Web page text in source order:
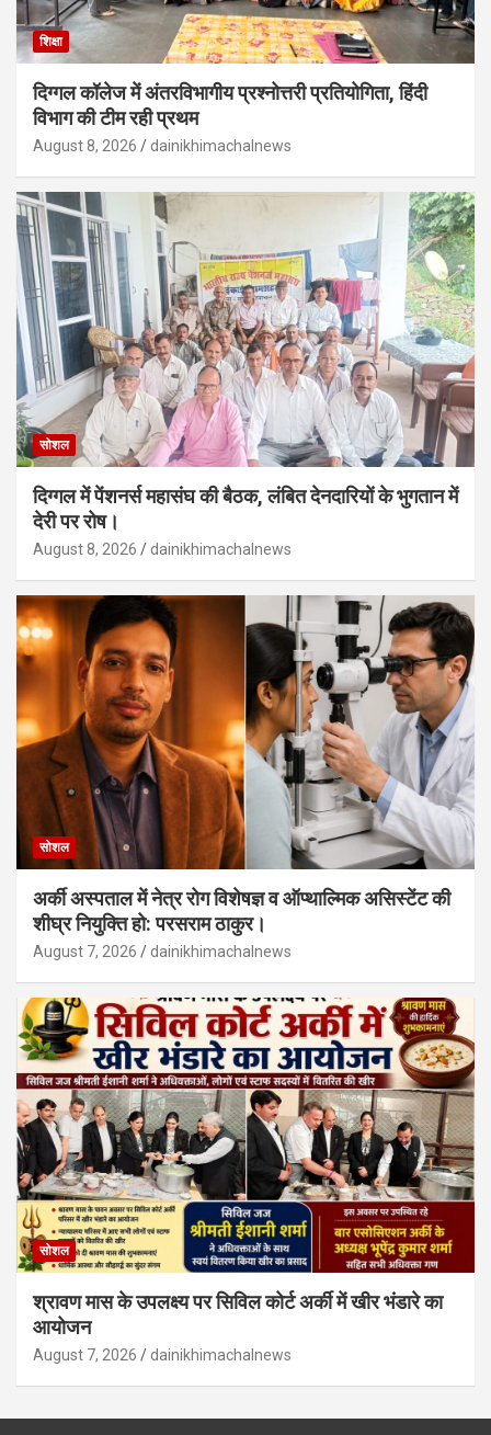
शिक्षा
दिग्गल कॉलेज में अंतरविभागीय प्रश्नोत्तरी प्रतियोगिता, हिंदी
विभाग की टीम रही प्रथम
August 8, 2026 dainikhimachalnews
सोशल
दिग्गल में पेंशनर्स महासंघ की बैठक, लंबित देनदारियों के भुगतान में
देरी पर रोष।
August 8, 2026 dainikhimachalnews
सोशल
अर्की अस्पताल में नेत्र रोग विशेषज्ञ व ऑप्थाल्मिक असिस्टेंट की
शीघ्र नियुक्ति हो: परसराम ठाकुर।
August 7, 2026 dainikhimachalnews
सोशल
श्रावण मास के उपलक्ष्य पर सिविल कोर्ट अर्की में खीर भंडारे का
आयोजन
August 7, 2026 dainikhimachalnews